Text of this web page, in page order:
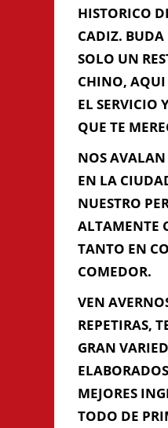
HISTORICO
CADIZ. BUDA
SOLO UN
CHINO, AQUI
EL SERVICIO
QUE TE
NOS
EN LA
NUESTRO
ALTAMENTE
TANTO EN
COMEDOR.
VEN
REPETIRAS,
GRAN
MEJORES
TODO DE
Contacto
PLAZA DE
Nº 17 CADIZ,
Contacta